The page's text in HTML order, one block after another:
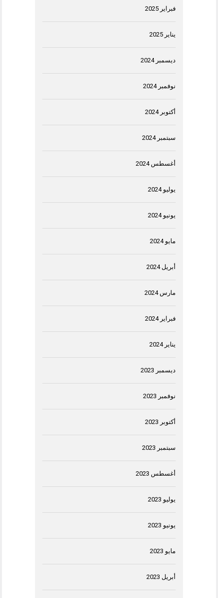
فبراير 2025
يناير 2025
ديسمبر 2024
نوفمبر 2024
أكتوبر 2024
سبتمبر 2024
أغسطس 2024
يوليو 2024
يونيو 2024
مايو 2024
أبريل 2024
مارس 2024
فبراير 2024
يناير 2024
ديسمبر 2023
نوفمبر 2023
أكتوبر 2023
سبتمبر 2023
أغسطس 2023
يوليو 2023
يونيو 2023
مايو 2023
أبريل 2023